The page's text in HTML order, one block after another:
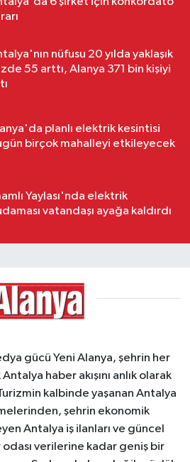
nüfusu 20 yılda yaklaşık
55 arttı, Alanya 371 bin kişiyi
planlı elektrik kesintisi
birçok mahalleyi etkileyecek
Yaylası'nda elektrik
vatandaşı ayağa kaldırdı
gücü Yeni Alanya, şehrin her
haber akışını anlık olarak
kalbinde yaşanan Antalya
şehrin ekonomik
Antalya iş ilanları ve güncel
verilerine kadar geniş bir